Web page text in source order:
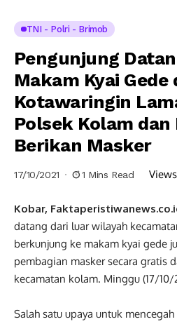
TNI - Polri - Brimob
Pengunjung
Makam Kyai Gede
Kotawaringin
Polsek Kolam
Berikan Masker
17/10/2021 1 Mins Read
Kobar,
datang dari luar wilayah
berkunjung ke makam kyai gede
pembagian masker secara gratis
kecamatan kolam. Minggu (17/10/
Salah satu upaya untuk